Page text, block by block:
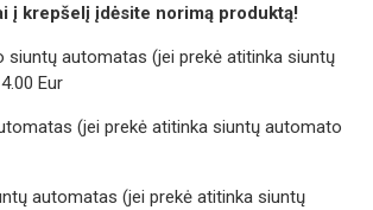
į krepšelį įdėsite norimą produktą!
siuntų automatas (jei prekė atitinka siuntų
Eur
(jei prekė atitinka siuntų automato
automatas (jei prekė atitinka siuntų